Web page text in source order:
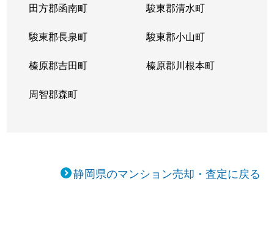
田方郡函南町 駿東郡清水町
駿東郡長泉町 駿東郡小山町
榛原郡吉田町 榛原郡川根本町
周智郡森町
静岡県のマンション売却・査定に戻る